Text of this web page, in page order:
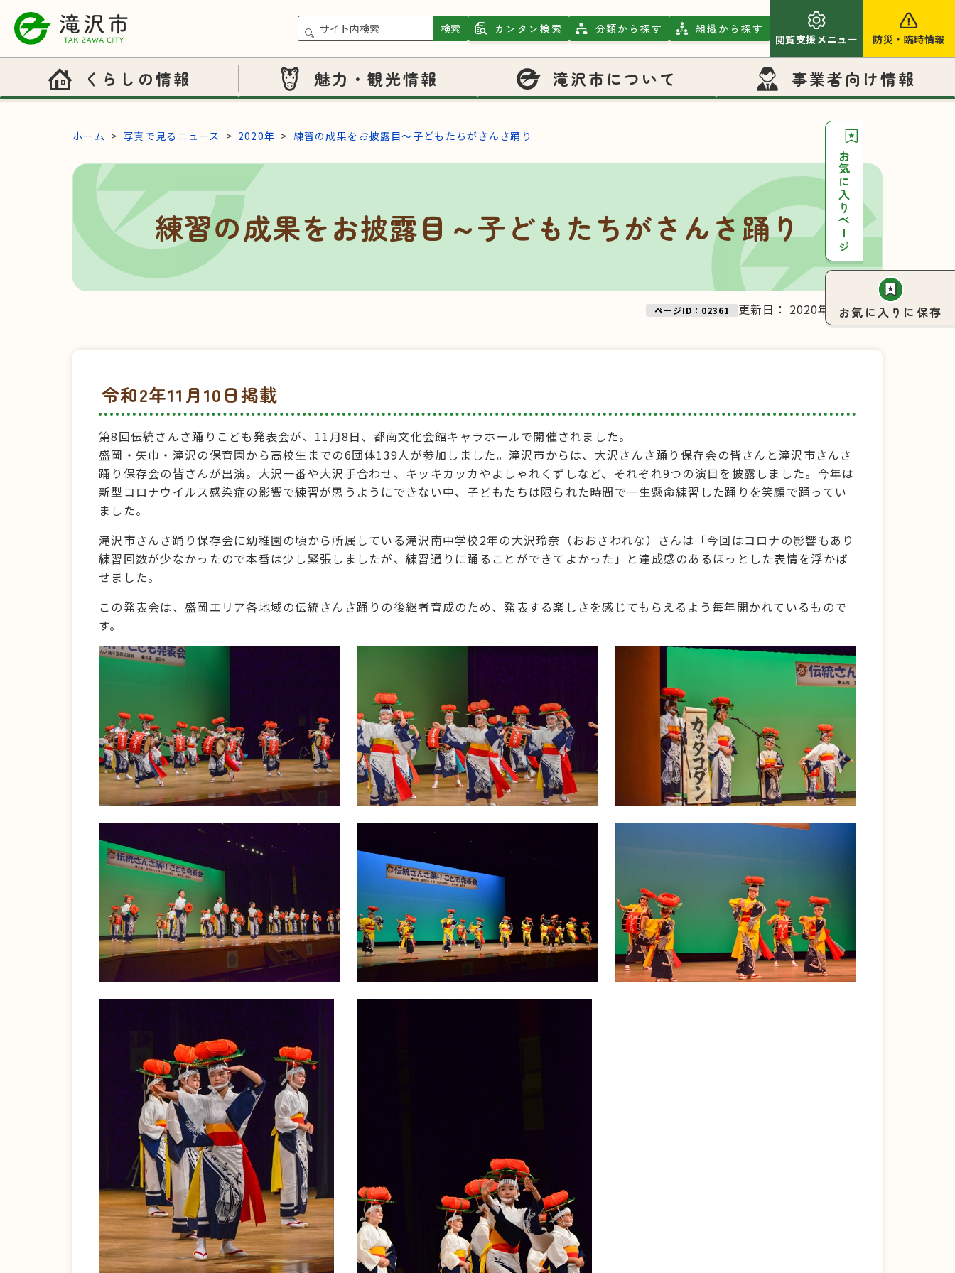
本文へスキップ
検索 カンタン検索 分類から探す 組織から探す
閲覧支援メニュー 防災 ・ 臨時情報
くらしの情報 魅力・観光情報 滝沢市について 事業者向け情報
お気に入りページ
お気に入りに保存
ホーム 写真で見るニュース 2020年 練習の成果をお披露目～子どもたちがさんさ踊り
練習の成果をお披露目～子どもたちがさんさ踊り
ページID：02361 更新日： 2020年11月10日
令和2年11月10日掲載
第8回伝統さんさ踊りこども発表会が、11月8日、都南文化会館キャラホールで開催されました。
盛岡・矢巾・滝沢の保育園から高校生までの6団体139人が参加しました。滝沢市からは、大沢さんさ踊り保存会の皆さんと滝沢市さんさ
踊り保存会の皆さんが出演。大沢一番や大沢手合わせ、キッキカッカやよしゃれくずしなど、それぞれ9つの演目を披露しました。今年は
新型コロナウイルス感染症の影響で練習が思うようにできない中、子どもたちは限られた時間で一生懸命練習した踊りを笑顔で踊ってい
ました。
滝沢市さんさ踊り保存会に幼稚園の頃から所属している滝沢南中学校2年の大沢玲奈（おおさわれな）さんは「今回はコロナの影響もあり
練習回数が少なかったので本番は少し緊張しましたが、練習通りに踊ることができてよかった」と達成感のあるほっとした表情を浮かば
せました。
この発表会は、盛岡エリア各地域の伝統さんさ踊りの後継者育成のため、発表する楽しさを感じてもらえるよう毎年開かれているもので
す。